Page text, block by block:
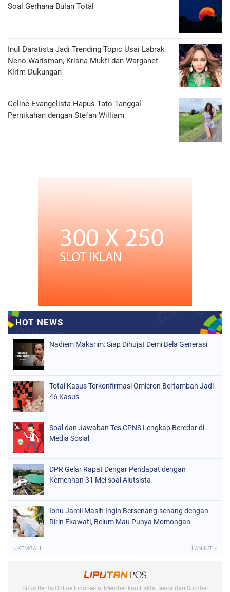
Soal Gerhana Bulan Total
Inul Daratista Jadi Trending Topic Usai Labrak
Neno Warisman, Krisna Mukti dan Warganet
Kirim Dukungan
Celine Evangelista Hapus Tato Tanggal
Pernikahan dengan Stefan William
Nadiem Makarim: Siap Dihujat Demi Bela Generasi
Total Kasus Terkonfirmasi Omicron Bertambah Jadi
46 Kasus
Soal dan Jawaban Tes CPNS Lengkap Beredar di
Media Sosial
DPR Gelar Rapat Dengar Pendapat dengan
Kemenhan 31 Mei soal Alutsista
Ibnu Jamil Masih Ingin Bersenang-senang dengan
Ririn Ekawati, Belum Mau Punya Momongan
« KEMBALI LANJUT »
Situs Berita Online Indonesia, Memberikan Fakta Berita dari Sumber